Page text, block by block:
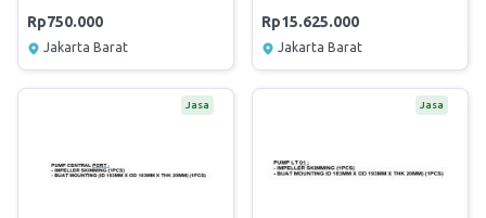
Rp750.000
Jakarta Barat
Rp15.625.000
Jakarta Barat
Jasa Jasa